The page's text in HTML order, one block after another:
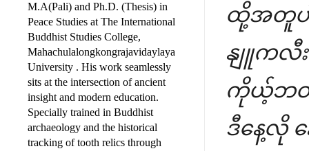
ထို့အတူပ
နျူကလီ
ကိုယ့်ဘဝရ
ဒီနေ့လို န
M.A(Pali) and Ph.D. (Thesis) in
Peace Studies at The International
Buddhist Studies College,
Mahachulalongkongrajavidaylaya
University . His work seamlessly
sits at the intersection of ancient
insight and modern education.
Specially trained in Buddhist
archaeology and the historical
tracking of tooth relics through